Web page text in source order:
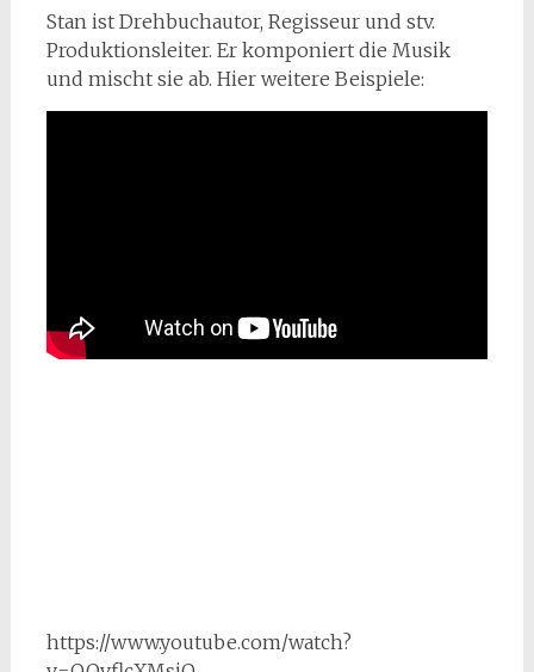
Stan ist Drehbuchautor, Regisseur und stv.
Produktionsleiter. Er komponiert die Musik
und mischt sie ab. Hier weitere Beispiele:
https://www.youtube.com/watch?